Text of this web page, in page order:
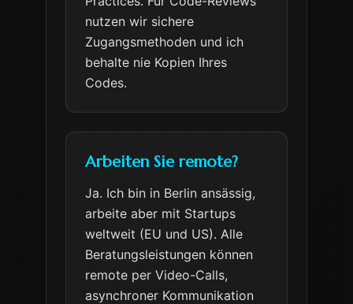
nutzen wir sichere
Zugangsmethoden und ich
behalte nie Kopien Ihres
Codes.
Arbeiten Sie remote?
Ja. Ich bin in Berlin ansässig,
arbeite aber mit Startups
weltweit (EU und US). Alle
Beratungsleistungen können
remote per Video-Calls,
asynchroner Kommunikation